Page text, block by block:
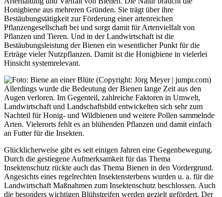
Honigbiene aus mehreren Gründen. Sie trägt über ihre
Bestäubungstätigkeit zur Förderung einer artenreichen
Pflanzengesellschaft bei und sorgt damit für Artenvielfalt von
Pflanzen und Tieren. Und in der Landwirtschaft ist die
Bestäubungsleistung der Bienen ein wesentlicher Punkt für die
Erträge vieler Nutzpflanzen. Damit ist die Honigbiene in vielerlei
Hinsicht systemrelevant.
Allerdings wurde die Bedeutung der Bienen lange Zeit aus den
Augen verloren. Im Gegenteil, zahlreiche Faktoren in Umwelt,
Landwirtschaft und Landschaftsbild entwickelten sich sehr zum
Nachteil für Honig- und Wildbienen und weitere Pollen sammelnde
Arten. Vielerorts fehlt es an blühenden Pflanzen und damit einfach
an Futter für die Insekten.
Glücklicherweise gibt es seit einigen Jahren eine Gegenbewegung.
Durch die gestiegene Aufmerksamkeit für das Thema
Insektenschutz rückte auch das Thema Bienen in den Vordergrund.
Angesichts eines regelrechten Insektensterbens wurden u. a. für die
Landwirtschaft Maßnahmen zum Insektenschutz beschlossen. Auch
die besonders wichtigen Blühstreifen werden gezielt gefördert. Der